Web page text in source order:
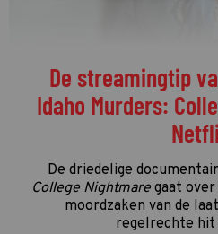
De streamingtip
Idaho Murders:
De driedelige
College Nightmaregaat over
moordzaken van de
regelrechte